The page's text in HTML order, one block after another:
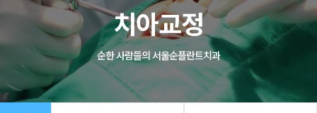
치아교정
순한 사람들의 서울순플란트치과